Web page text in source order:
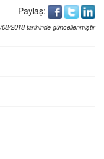
Paylaş:
08/2018 tarihinde güncellenmiştir